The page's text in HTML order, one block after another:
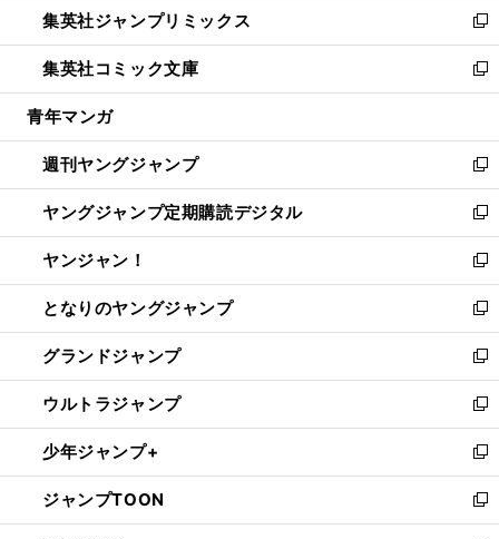
く
で
開
く
ド
ウ
で
開
ィ
ン
ド
ウ
開
く
い
ウ
ィ
ン
ウ
で
開
く
集英社ジャンプリミックス
新
し
い
ウ
ン
ド
ウ
で
開
く
集英社コミック文庫
新
し
ウ
ィ
ン
ド
ウ
で
開
く
青年マンガ
週刊ヤングジャンプ
新
し
い
ウ
ィ
ン
ド
ウ
で
開
く
ヤングジャンプ定期購読デジタル
新
し
い
ウ
ィ
ン
ド
ウ
で
開
く
ヤンジャン！
新
し
い
ウ
ィ
ン
ド
ウ
で
開
く
となりのヤングジャンプ
新
し
い
ウ
ィ
ン
ド
ウ
で
開
グランドジャンプ
新
し
い
ウ
ィ
ン
ド
ウ
ウルトラジャンプ
新
し
い
ウ
ィ
ン
少年ジャンプ+
新
し
い
ウ
ジャンプTOON
新
し